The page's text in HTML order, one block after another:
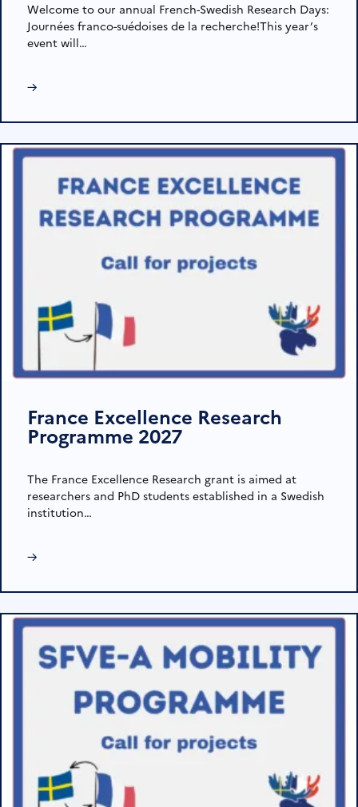
Welcome to our annual French-Swedish Research Days:
Journées franco-suédoises de la recherche!This year’s
event will…
→
France Excellence Research
Programme 2027
The France Excellence Research grant is aimed at
researchers and PhD students established in a Swedish
institution…
→